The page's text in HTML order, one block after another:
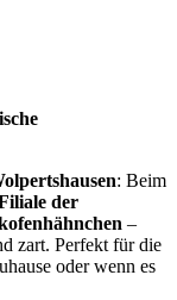
: Beim
der
–
zart. Perfekt für die
oder wenn es